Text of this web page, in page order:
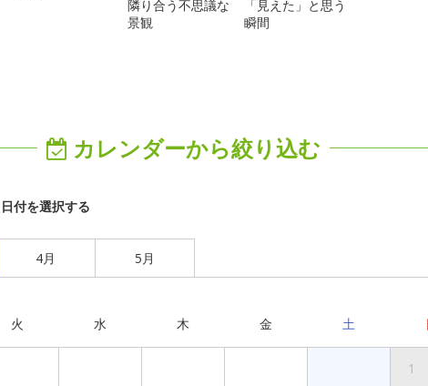
隣り合う不思議な
景観
「見えた」と思う
瞬間
カレンダーから絞り込む
付を選択する
4月 5月
火 水 木 金 土
1